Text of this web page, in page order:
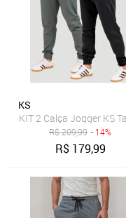
KS
KIT 2 Calça Jogger KS
R$209,99 - 14%
R$ 179,99